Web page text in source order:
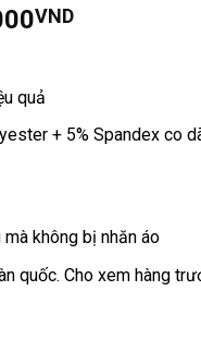
VNDGiá
quả
+ 5% Spandex co
không bị nhăn áo
quốc. Cho xem hàng